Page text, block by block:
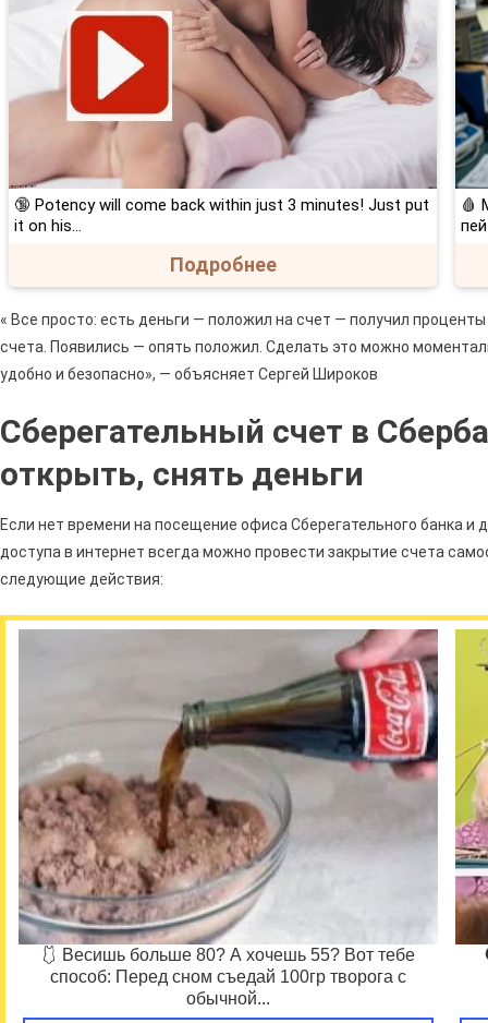
🔞 Potency will come back within just 3 minutes! Just put
it on his…
Подробнее
🩸
« Все просто: есть деньги — положил на счет — получил
счета. Появились — опять положил. Сделать это можно
удобно и безопасно», — объясняет Сергей Широков
Сберегательный счет в
открыть, снять деньги
Если нет времени на посещение офиса Сберегательного банка и
доступа в интернет всегда можно провести закрытие счета
следующие действия:
🩱 Весишь больше 80? А хочешь 55? Вот тебе
способ: Перед сном съедай 100гр творога с
обычной...